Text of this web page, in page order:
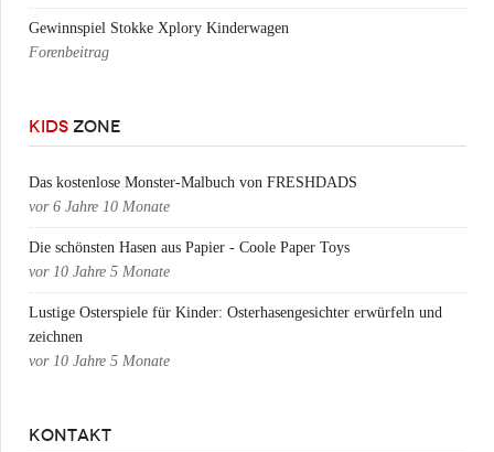
Gewinnspiel Stokke Xplory Kinderwagen
Forenbeitrag
KIDS ZONE
Das kostenlose Monster-Malbuch von FRESHDADS
vor 6 Jahre 10 Monate
Die schönsten Hasen aus Papier - Coole Paper Toys
vor 10 Jahre 5 Monate
Lustige Osterspiele für Kinder: Osterhasengesichter erwürfeln und
zeichnen
vor 10 Jahre 5 Monate
KONTAKT